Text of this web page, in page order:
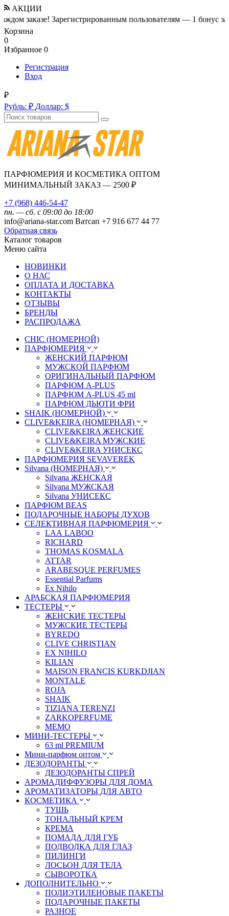
АКЦИИ
Зарегистрированным пользователям — 1 бонус за 100 ₽
Корзина
0
Избранное 0
Регистрация
Вход
₽
Рубль: ₽ Доллар: $
ПАРФЮМЕРИЯ И КОСМЕТИКА ОПТОМ
МИНИМАЛЬНЫЙ ЗАКАЗ — 2500 ₽
+7 (968) 446-54-47
пн. — сб. с 09:00 до 18:00
info@ariana-star.com Ватсап +7 916 677 44 77
Обратная связь
Каталог товаров
Меню сайта
НОВИНКИ
О НАС
ОПЛАТА И ДОСТАВКА
КОНТАКТЫ
ОТЗЫВЫ
БРЕНДЫ
РАСПРОДАЖА
CHIC (НОМЕРНОЙ)
ПАРФЮМЕРИЯ
ЖЕНСКИЙ ПАРФЮМ
МУЖСКОЙ ПАРФЮМ
ОРИГИНАЛЬНЫЙ ПАРФЮМ
ПАРФЮМ A-PLUS
ПАРФЮМ A-PLUS 45 ml
ПАРФЮМ ДЬЮТИ ФРИ
SHAIK (НОМЕРНОЙ)
CLIVE&KEIRA (НОМЕРНАЯ)
CLIVE&KEIRA ЖЕНСКИЕ
CLIVE&KEIRA МУЖСКИЕ
CLIVE&KEIRA УНИСЕКС
ПАРФЮМЕРИЯ SEVAVEREK
Silvana (НОМЕРНАЯ)
Silvana ЖЕНСКАЯ
Silvana МУЖСКАЯ
Silvana УНИСЕКС
ПАРФЮМ BEAS
ПОДАРОЧНЫЕ НАБОРЫ ДУХОВ
СЕЛЕКТИВНАЯ ПАРФЮМЕРИЯ
LАА LABОО
RICHARD
THOMAS KOSMALA
ATTAR
ARABESQUE PERFUMES
Essential Parfums
Ex Nihilo
АРАБСКАЯ ПАРФЮМЕРИЯ
ТЕСТЕРЫ
ЖЕНСКИЕ ТЕСТЕРЫ
МУЖСКИЕ ТЕСТЕРЫ
BYREDO
CLIVE CHRISTIAN
EX NIHILO
KILIAN
MAISON FRANCIS KURKDJIAN
MONTALE
ROJA
SHAIK
TIZIANA TERENZI
ZARKOPERFUME
MEMO
МИНИ-ТЕСТЕРЫ
63 ml PREMIUM
Мини-парфюм оптом
ДЕЗОДОРАНТЫ
ДЕЗОДОРАНТЫ СПРЕЙ
АРОМАДИФФУЗОРЫ ДЛЯ ДОМА
АРОМАТИЗАТОРЫ ДЛЯ АВТО
КОСМЕТИКА
ТУШЬ
ТОНАЛЬНЫЙ КРЕМ
КРЕМА
ПОМАДА ДЛЯ ГУБ
ПОДВОДКА ДЛЯ ГЛАЗ
ПИЛИНГИ
ЛОСЬОН ДЛЯ ТЕЛА
СЫВОРОТКА
ДОПОЛНИТЕЛЬНО
ПОЛИЭТИЛЕНОВЫЕ ПАКЕТЫ
ПОДАРОЧНЫЕ ПАКЕТЫ
РАЗНОЕ